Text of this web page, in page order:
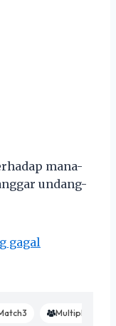
mana-
undang-
gagal